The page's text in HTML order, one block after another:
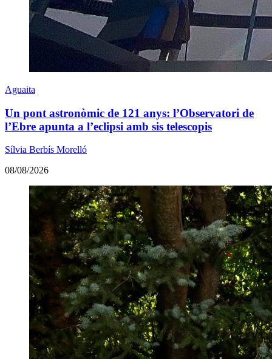
Aguaita
Un pont astronòmic de 121 anys: l’Observatori de
l’Ebre apunta a l’eclipsi amb sis telescopis
Sílvia Berbís Morelló
08/08/2026